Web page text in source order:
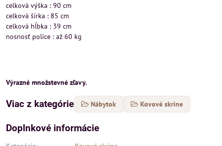
celková výška : 90 cm
celková šírka : 85 cm
celková hĺbka : 39 cm
nosnosť police : až 60 kg
Výrazné množstevné zľavy.
Viac z kategórie Nábytok Kovové skrine
Doplnkové informácie